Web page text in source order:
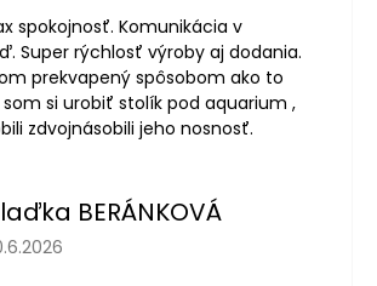
spokojnosť. Komunikácia v
Super rýchlosť výroby aj dodania.
prekvapený spôsobom ako to
si urobiť stolík pod aquarium ,
zdvojnásobili jeho nosnosť.
BERÁNKOVÁ
obchodu je 5 z 5 hviezdičiek.